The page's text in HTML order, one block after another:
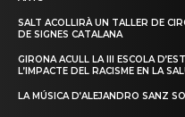
SALT ACOLLIRÀ UN TALLER DE
DE SIGNES CATALANA
GIRONA ACULL LA III ESCOLA
L’IMPACTE DEL RACISME EN LA
LA MÚSICA D’ALEJANDRO SANZ